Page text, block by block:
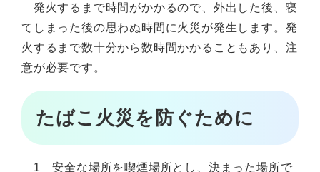
発火するまで時間がかかるので、外出した後、寝
てしまった後の思わぬ時間に火災が発生します。発
火するまで数十分から数時間かかることもあり、注
意が必要です。
たばこ火災を防ぐために
1 安全な場所を喫煙場所とし、決まった場所で